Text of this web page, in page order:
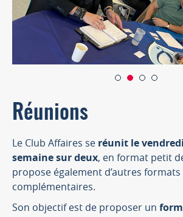
Réunions
Le Club Affaires se réunit le
semaine sur deux, en format petit
propose également d’autres formats
complémentaires.
Son objectif est de proposer un